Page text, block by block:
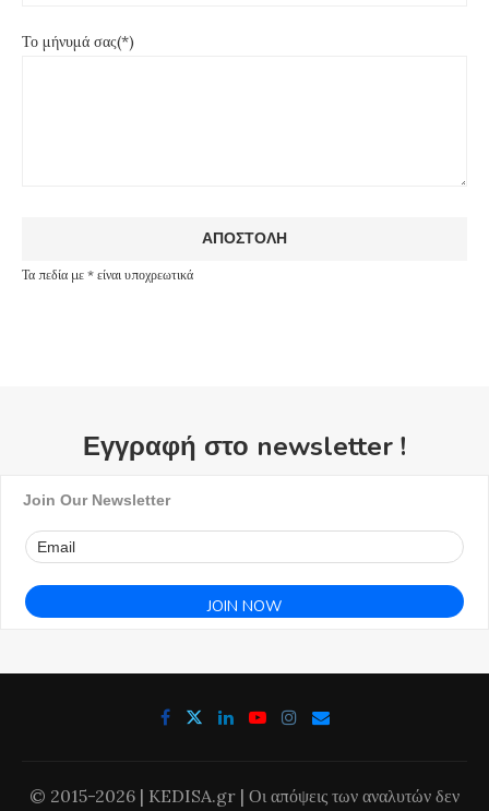
Το μήνυμά σας(*)
Τα πεδία με * είναι υποχρεωτικά
Εγγραφή στο newsletter !
Join Our Newsletter
© 2015-2026 | KEDISA.gr | Οι απόψεις των αναλυτών δεν